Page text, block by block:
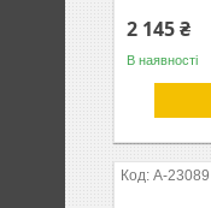
2 145 ₴
В наявності
А-23089